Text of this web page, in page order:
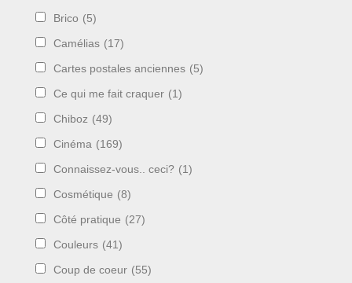
Brico (5)
Camélias (17)
Cartes postales anciennes (5)
Ce qui me fait craquer (1)
Chiboz (49)
Cinéma (169)
Connaissez-vous.. ceci? (1)
Cosmétique (8)
Côté pratique (27)
Couleurs (41)
Coup de coeur (55)